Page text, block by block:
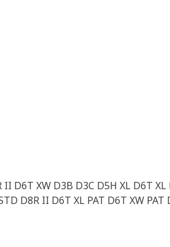
D6T XW D3B D3C D5H XL D6T XL
D8R II D6T XL PAT D6T XW PAT